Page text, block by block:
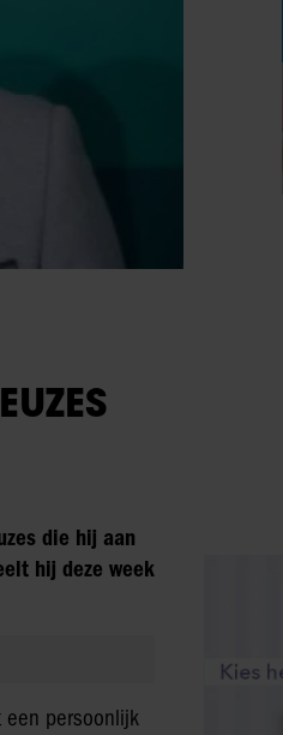
die hij aan
hij deze week
een persoonlijk